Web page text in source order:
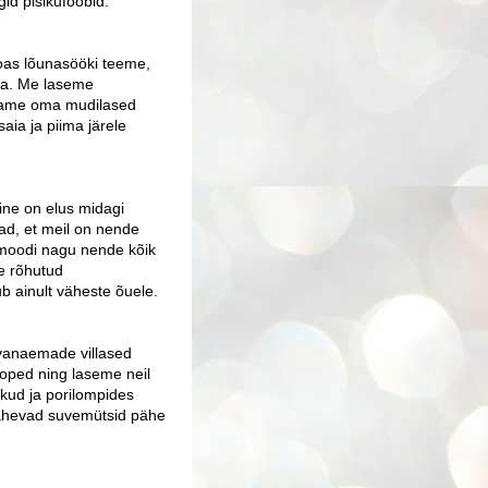
lõunasööki teeme,
Me laseme
oma mudilased
ja piima järele
on elus midagi
et meil on nende
nagu nende kõik
rõhutud
ainult väheste õuele.
villased
ning laseme neil
ja porilompides
suvemütsid pähe